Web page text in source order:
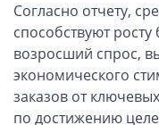
Ирландские
Компании в Сингапуре
Компании на Кипре
Канадские компании
Согласно отчету,
способствуют росту
возросший спрос,
экономического
заказов от
по достижению